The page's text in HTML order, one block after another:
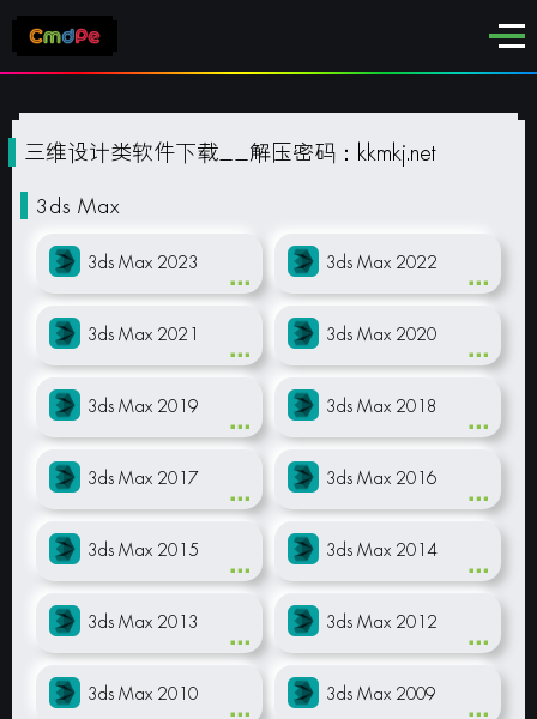
三维设计类软件下载__解压密码：kkmkj.net
3ds Max
3ds Max 2023 3ds Max 2022
3ds Max 2021 3ds Max 2020
3ds Max 2019 3ds Max 2018
3ds Max 2017 3ds Max 2016
3ds Max 2015 3ds Max 2014
3ds Max 2013 3ds Max 2012
3ds Max 2010 3ds Max 2009